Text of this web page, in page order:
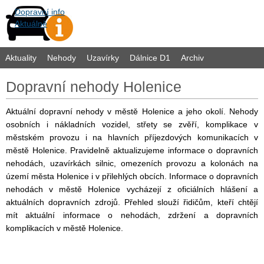
Dopravní info
Aktuálně
Aktuality Nehody Uzavírky Dálnice D1 Archiv
Dopravní nehody Holenice
Aktuální dopravní nehody v městě Holenice a jeho okolí. Nehody
osobních i nákladních vozidel, střety se zvěří, komplikace v
městském provozu i na hlavních příjezdových komunikacích v
městě Holenice. Pravidelně aktualizujeme informace o dopravních
nehodách, uzavírkách silnic, omezeních provozu a kolonách na
území města Holenice i v přilehlých obcích. Informace o dopravních
nehodách v městě Holenice vycházejí z oficiálních hlášení a
aktuálních dopravních zdrojů. Přehled slouží řidičům, kteří chtějí
mít aktuální informace o nehodách, zdržení a dopravních
komplikacích v městě Holenice.